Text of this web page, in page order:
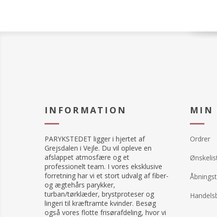
INFORMATION
PARYKSTEDET ligger i hjertet af
Grejsdalen i Vejle. Du vil opleve en
afslappet atmosfære og et
professionelt team. I vores eksklusive
forretning har vi et stort udvalg af fiber-
og ægtehårs parykker,
turban/tørklæder, brystproteser og
lingeri til kræftramte kvinder. Besøg
også vores flotte frisørafdeling, hvor vi
MIN
Ordrer